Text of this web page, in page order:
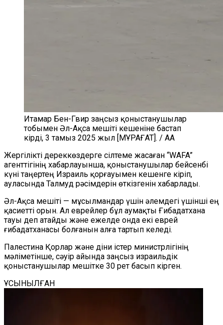
Итамар Бен-Гвир заңсыз қоныстанушылар
тобымен Әл-Ақса мешіті кешеніне бастап
кірді, 3 тамыз 2025 жыл [МҰРАҒАТ]. / AA
Жергілікті дереккөздерге сілтеме жасаған “WAFA”
агенттігінің хабарлауынша, қоныстанушылар бейсенбі
күні таңертең Израиль қорғауымен кешенге кіріп,
ауласында Талмуд рәсімдерін өткізгенін хабарлады.
Әл-Ақса мешіті — мұсылмандар үшін әлемдегі үшінші ең
қасиетті орын. Ал еврейлер бұл аумақты Ғибадатхана
тауы деп атайды және ежелде онда екі еврей
ғибадатханасы болғанын алға тартып келеді.
Палестина Қорлар және діни істер министрлігінің
мәліметінше, сәуір айында заңсыз израильдік
қоныстанушылар мешітке 30 рет басып кірген.
ҰСЫНЫЛҒАН